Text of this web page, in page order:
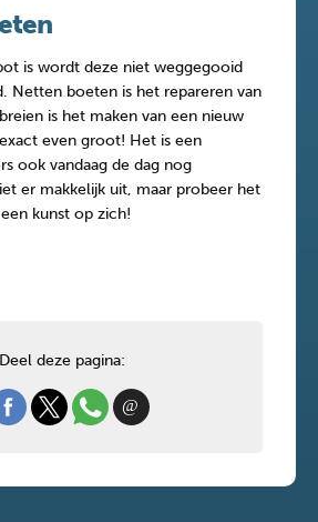
is wordt deze niet weggegooid
Netten boeten is het repareren van
is het maken van een nieuw
even groot! Het is een
ook vandaag de dag nog
er makkelijk uit, maar probeer het
kunst op zich!
Deel deze pagina: